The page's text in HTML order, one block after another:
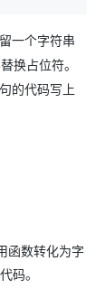
一个字符串
换占位符。
的代码写上
函数转化为字
码。